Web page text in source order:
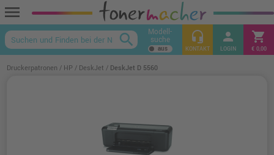
menu
keyboard_arrow_up
search Modell-
suche headset_mic
KONTAKT
person
LOGIN
shopping_cart
€ 0,00
Druckerpatronen HP DeskJet DeskJet D 5560